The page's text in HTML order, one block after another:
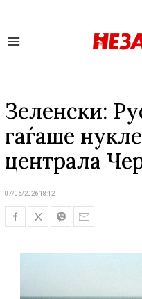
Зеленски:
гаѓаше
централа
07/06/2026 18:12